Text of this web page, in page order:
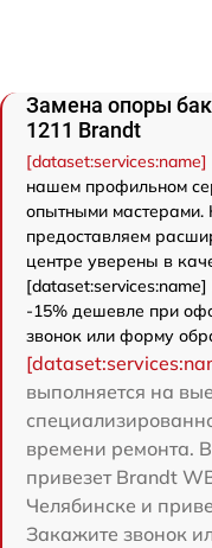
Замена опоры
1211 Brandt
нашем профильном
опытными мастерами.
предоставляем
центре уверены в
-15% дешевле при
звонок или форму
выполняется на
времени ремонта.
привезет Brandt
Челябинске и
Закажите звонок